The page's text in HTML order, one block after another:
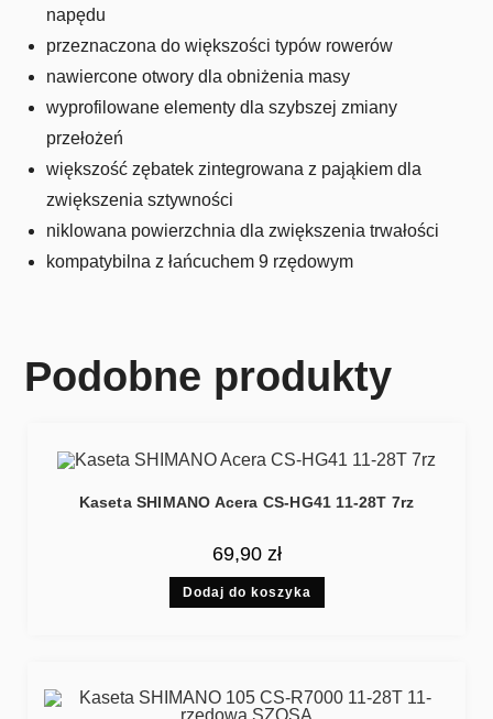
napędu
przeznaczona do większości typów rowerów
nawiercone otwory dla obniżenia masy
wyprofilowane elementy dla szybszej zmiany
przełożeń
większość zębatek zintegrowana z pająkiem dla
zwiększenia sztywności
niklowana powierzchnia dla zwiększenia trwałości
kompatybilna z łańcuchem 9 rzędowym
Podobne produkty
Kaseta SHIMANO Acera CS-HG41 11-28T 7rz
69,90 zł
Dodaj do koszyka